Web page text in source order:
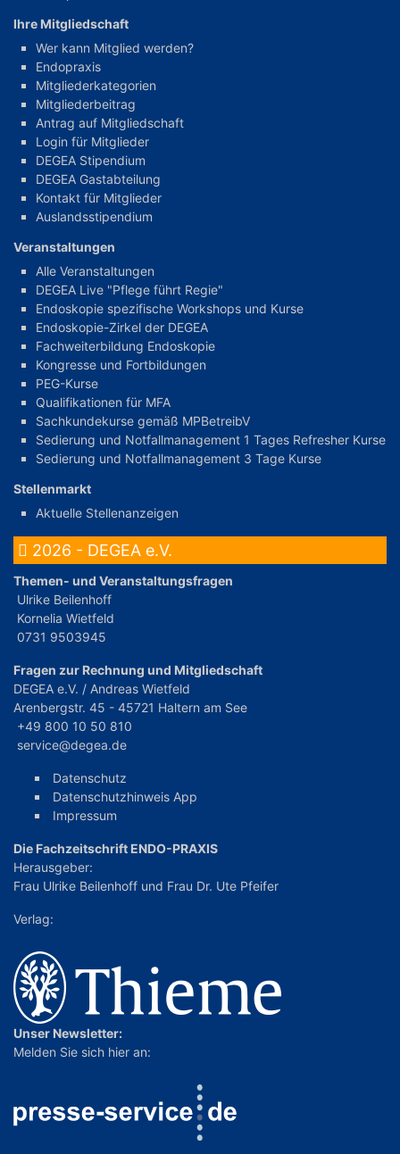
Ihre Mitgliedschaft
Wer kann Mitglied werden?
Endopraxis
Mitgliederkategorien
Mitgliederbeitrag
Antrag auf Mitgliedschaft
Login für Mitglieder
DEGEA Stipendium
DEGEA Gastabteilung
Kontakt für Mitglieder
Auslandsstipendium
Veranstaltungen
Alle Veranstaltungen
DEGEA Live "Pflege führt Regie"
Endoskopie spezifische Workshops und Kurse
Endoskopie-Zirkel der DEGEA
Fachweiterbildung Endoskopie
Kongresse und Fortbildungen
PEG-Kurse
Qualifikationen für MFA
Sachkundekurse gemäß MPBetreibV
Sedierung und Notfallmanagement 1 Tages Refresher Kurse
Sedierung und Notfallmanagement 3 Tage Kurse
Stellenmarkt
Aktuelle Stellenanzeigen
2026 - DEGEA e.V.
Themen- und Veranstaltungsfragen
Ulrike Beilenhoff
Kornelia Wietfeld
0731 9503945
Fragen zur Rechnung und Mitgliedschaft
DEGEA e.V. / Andreas Wietfeld
Arenbergstr. 45 - 45721 Haltern am See
+49 800 10 50 810
service@degea.de
Datenschutz
Datenschutzhinweis App
Impressum
Die Fachzeitschrift ENDO-PRAXIS
Herausgeber:
Frau Ulrike Beilenhoff und Frau Dr. Ute Pfeifer
Verlag:
Unser Newsletter:
Melden Sie sich hier an: